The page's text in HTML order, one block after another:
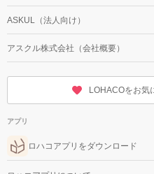
ASKUL（法人向け）
アスクル株式会社（会社概要）
LOHACOをお気
アプリ
ロハコアプリをダウンロード